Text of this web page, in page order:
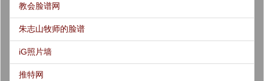
教会脸谱网
朱志山牧师的脸谱
iG照片墙
推特网